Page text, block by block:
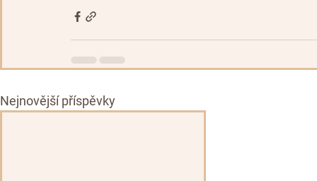
Nejnovější příspěvky